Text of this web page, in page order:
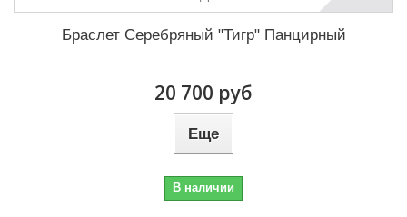
Браслет Серебряный "Тигр" Панцирный
20 700 руб
Еще
В наличии